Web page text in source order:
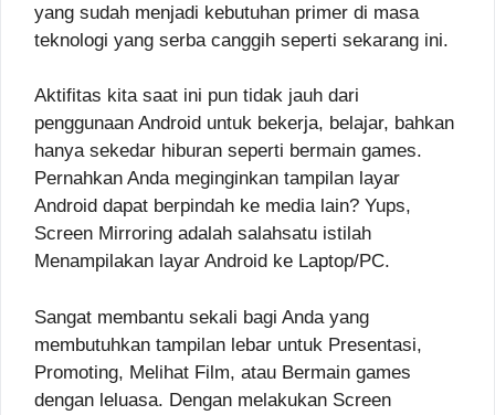
yang sudah menjadi kebutuhan primer di masa
teknologi yang serba canggih seperti sekarang ini.
Aktifitas kita saat ini pun tidak jauh dari
penggunaan Android untuk bekerja, belajar, bahkan
hanya sekedar hiburan seperti bermain games.
Pernahkan Anda meginginkan tampilan layar
Android dapat berpindah ke media lain? Yups,
Screen Mirroring adalah salahsatu istilah
Menampilakan layar Android ke Laptop/PC.
Sangat membantu sekali bagi Anda yang
membutuhkan tampilan lebar untuk Presentasi,
Promoting, Melihat Film, atau Bermain games
dengan leluasa. Dengan melakukan Screen